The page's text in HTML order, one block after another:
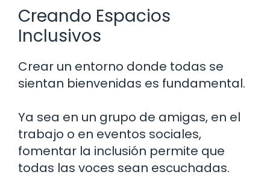
Creando Espacios
Inclusivos
Crear un entorno donde todas se
sientan bienvenidas es fundamental.
Ya sea en un grupo de amigas, en el
trabajo o en eventos sociales,
fomentar la inclusión permite que
todas las voces sean escuchadas.